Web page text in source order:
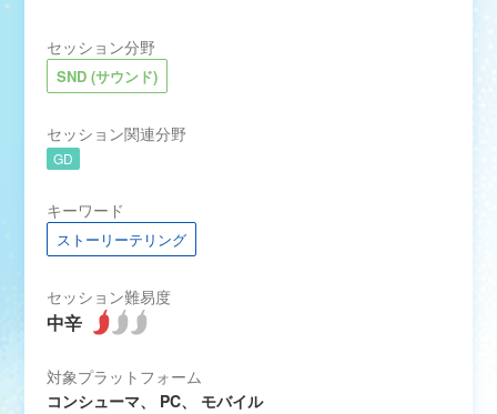
セッション分野
SND (サウンド)
セッション関連分野
GD
キーワード
ストーリーテリング
セッション難易度
対象プラットフォーム
コンシューマ、 PC、 モバイル